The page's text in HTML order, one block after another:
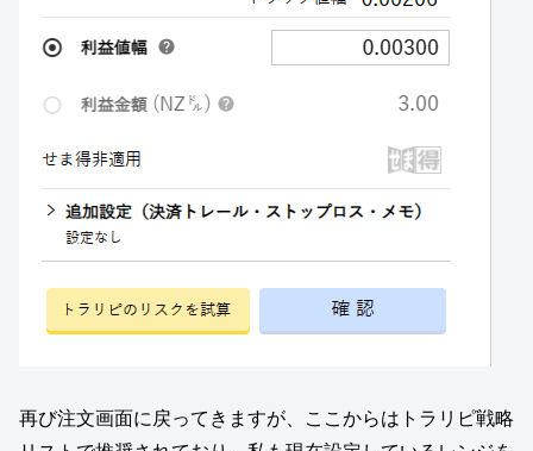
再び注文画面に戻ってきますが、ここからはトラリピ戦略